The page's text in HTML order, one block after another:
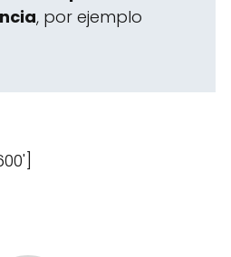
, por ejemplo